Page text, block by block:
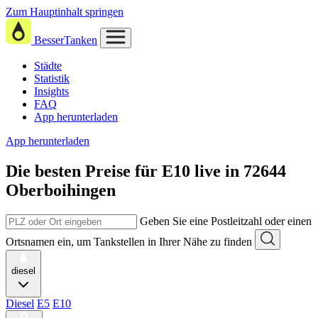
Zum Hauptinhalt springen
BesserTanken
Städte
Statistik
Insights
FAQ
App herunterladen
App herunterladen
Die besten Preise für E10 live in 72644
Oberboihingen
Geben Sie eine Postleitzahl oder einen
Ortsnamen ein, um Tankstellen in Ihrer Nähe zu finden
diesel
Diesel E5 E10